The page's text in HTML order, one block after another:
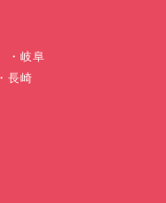
岐阜
長崎